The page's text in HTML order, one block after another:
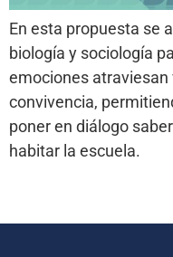
En esta propuesta se
biología y sociología
emociones
convivencia,
poner en diálogo
habitar la escuela.